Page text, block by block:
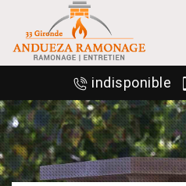
indisponible